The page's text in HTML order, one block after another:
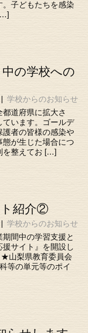
子どもたちを感染
の学校への
学校からのお知らせ
道府県に拡大さ
ています。ゴールデ
護者の皆様の感染や
が生じた場合につ
を整えてお […]
ト紹介②
学校からのお知らせ
間中の学習支援と
援サイト』を開設し
山梨県教育委員会
等の単元等のポイ